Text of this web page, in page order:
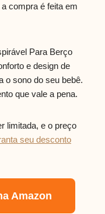
compra é feita em
Para Berço
e design de
o sono do seu bebê.
que vale a pena.
limitada, e o preço
seu desconto
Amazon